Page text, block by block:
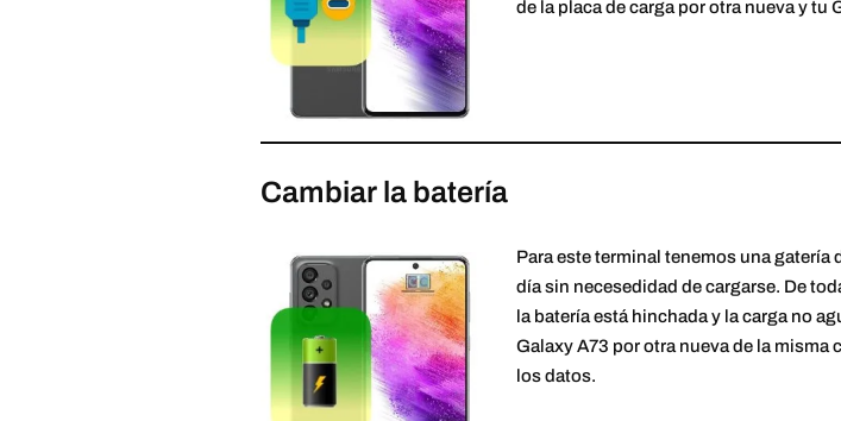
de la placa de carga por otra nueva y tu
Cambiar la batería
Para este terminal tenemos una
día sin necesedidad de cargarse. De
la batería está hinchada y la carga no
Galaxy A73 por otra nueva de la misma
los datos.